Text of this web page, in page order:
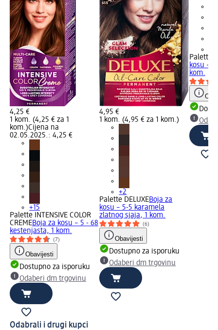
4,25 €
1 kom. (4,25 € za 1
kom.)Cijena na
02.05.2025.: 4,25 €
+15
Palette INTENSIVE COLOR
CREMEBoja za kosu – 5 - 68
kestenjasta, 1 kom.
(7)
Obavijesti
Dostupno za isporuku
Odaberi dm trgovinu
4,95 €
1 kom. (4,95 € za 1 kom.)
+2
Palette DELUXEBoja za
kosu – 5-5 karamela
zlatnog sjaja, 1 kom.
(6)
Obavijesti
Dostupno za isporuku
Odaberi dm trgovinu
Palette
kosu –
kom.
Odabrali i drugi kupci